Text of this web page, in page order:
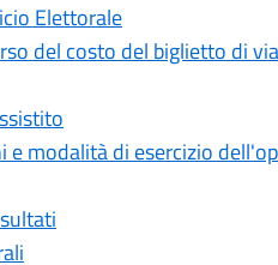
Elettorale
del costo del biglietto di
e modalità di esercizio